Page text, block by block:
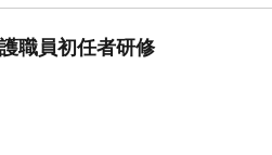
職員初任者研修